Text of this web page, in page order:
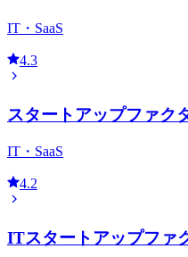
IT・SaaS
4.3
スタートアップファク
IT・SaaS
4.2
ITスタートアップファ